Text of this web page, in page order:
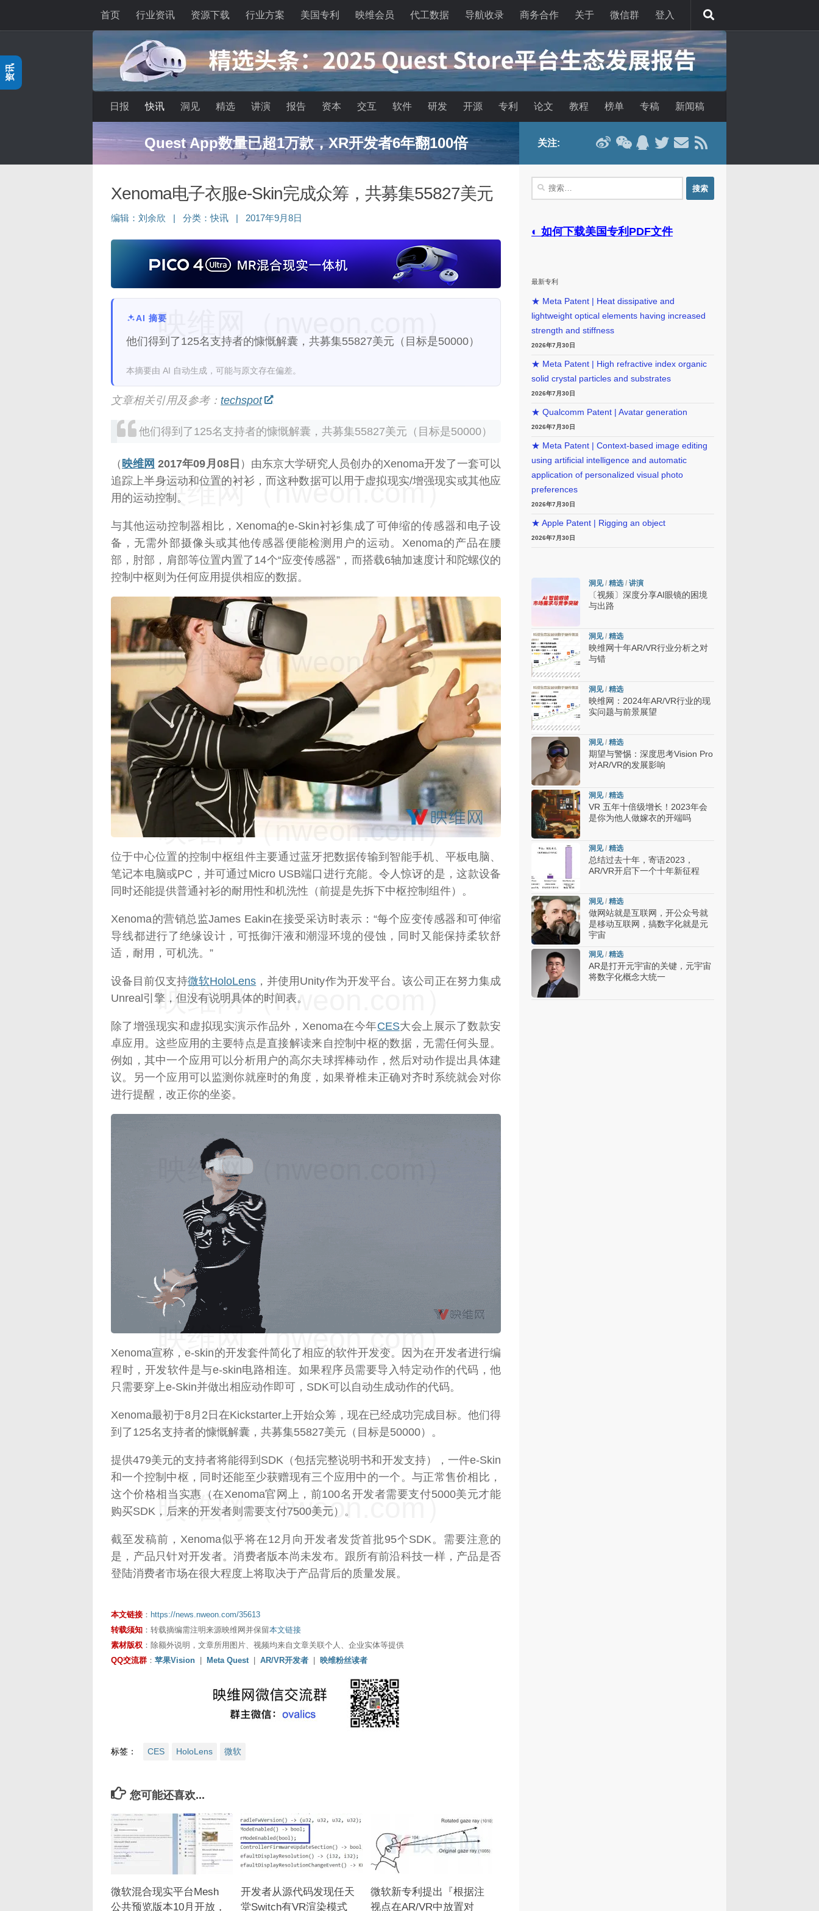
首页 行业资讯 资源下载 行业方案 美国专利 映维会员 代工数据 导航收录 商务合作 关于 微信群 登入
日报 快讯 洞见 精选 讲演 报告 资本 交互 软件 研发 开源 专利 论文 教程 榜单 专稿 新闻稿
Quest App数量已超1万款，XR开发者6年翻100倍
Xenoma电子衣服e-Skin完成众筹，共募集55827美元
编辑： 刘余欣 分类：快讯 2017年9月8日
AI 摘要
他们得到了125名支持者的慷慨解囊，共募集55827美元（目标是50000）
本摘要由 AI 自动生成，可能与原文存在偏差。
文章相关引用及参考： techspot
他们得到了125名支持者的慷慨解囊，共募集55827美元（目标是50000）
（ 映维网 2017年09月08日 ）由东京大学研究人员创办的Xenoma开发了一套可以
追踪上半身运动和位置的衬衫，而这种数据可以用于虚拟现实/增强现实或其他应
用的运动控制。
与其他运动控制器相比，Xenoma的e-Skin衬衫集成了可伸缩的传感器和电子设
备，无需外部摄像头或其他传感器便能检测用户的运动。Xenoma的产品在腰
部，肘部，肩部等位置内置了14个“应变传感器”，而搭载6轴加速度计和陀螺仪的
控制中枢则为任何应用提供相应的数据。
位于中心位置的控制中枢组件主要通过蓝牙把数据传输到智能手机、平板电脑、
笔记本电脑或PC，并可通过Micro USB端口进行充能。令人惊讶的是，这款设备
同时还能提供普通衬衫的耐用性和机洗性（前提是先拆下中枢控制组件）。
Xenoma的营销总监James Eakin在接受采访时表示：“每个应变传感器和可伸缩
导线都进行了绝缘设计，可抵御汗液和潮湿环境的侵蚀，同时又能保持柔软舒
适，耐用，可机洗。”
设备目前仅支持微软HoloLens ，并使用Unity作为开发平台。该公司正在努力集成
Unreal引擎，但没有说明具体的时间表。
除了增强现实和虚拟现实演示作品外，Xenoma在今年CES大会上展示了数款安
卓应用。这些应用的主要特点是直接解读来自控制中枢的数据，无需任何头显。
例如，其中一个应用可以分析用户的高尔夫球挥棒动作，然后对动作提出具体建
议。另一个应用可以监测你就座时的角度，如果脊椎未正确对齐时系统就会对你
进行提醒，改正你的坐姿。
Xenoma宣称，e-skin的开发套件简化了相应的软件开发变。因为在开发者进行编
程时，开发软件是与e-skin电路相连。如果程序员需要导入特定动作的代码，他
只需要穿上e-Skin并做出相应动作即可，SDK可以自动生成动作的代码。
Xenoma最初于8月2日在Kickstarter上开始众筹，现在已经成功完成目标。他们得
到了125名支持者的慷慨解囊，共募集55827美元（目标是50000）。
提供479美元的支持者将能得到SDK（包括完整说明书和开发支持），一件e-Skin
和一个控制中枢，同时还能至少获赠现有三个应用中的一个。与正常售价相比，
这个价格相当实惠（在Xenoma官网上，前100名开发者需要支付5000美元才能
购买SDK，后来的开发者则需要支付7500美元）。
截至发稿前，Xenoma似乎将在12月向开发者发货首批95个SDK。需要注意的
是，产品只针对开发者。消费者版本尚未发布。跟所有前沿科技一样，产品是否
登陆消费者市场在很大程度上将取决于产品背后的质量发展。
映维网（nweon.com）
映维网（nweon.com）
映维网（nweon.com）
映维网（nweon.com）
映维网（nweon.com）
映维网（nweon.com）
映维网（nweon.com）
映维网（nweon.com）
本文链接 ： https://news.nweon.com/35613
转载须知 ：转载摘编需注明来源映维网并保留本文链接
素材版权 ：除额外说明，文章所用图片、视频均来自文章关联个人、企业实体等提供
QQ交流群 ： 苹果Vision | Meta Quest | AR/VR开发者 | 映维粉丝读者
标签： CES HoloLens 微软
您可能还喜欢...
微软混合现实平台Mesh
公共预览版本10月开放，
开发者从源代码发现任天
堂Switch有VR渲染模式
微软新专利提出『根据注
视点在AR/VR中放置对
关注:
搜
索：
◐ 如何下载美国专利PDF文件
最新专利
★ Meta Patent | Heat dissipative and
lightweight optical elements having increased
strength and stiffness
2026年7月30日
★ Meta Patent | High refractive index organic
solid crystal particles and substrates
2026年7月30日
★ Qualcomm Patent | Avatar generation
2026年7月30日
★ Meta Patent | Context-based image editing
using artificial intelligence and automatic
application of personalized visual photo
preferences
2026年7月30日
★ Apple Patent | Rigging an object
2026年7月30日
洞见/ 精选 / 讲演
〔视频〕深度分享AI眼镜的困境
与出路
洞见/ 精选
映维网十年AR/VR行业分析之对
与错
洞见/ 精选
映维网：2024年AR/VR行业的现
实问题与前景展望
洞见/ 精选
期望与警惕：深度思考Vision Pro
对AR/VR的发展影响
洞见/ 精选
VR 五年十倍级增长！2023年会
是你为他人做嫁衣的开端吗
洞见/ 精选
总结过去十年，寄语2023，
AR/VR开启下一个十年新征程
洞见/ 精选
做网站就是互联网，开公众号就
是移动互联网，搞数字化就是元
宇宙
洞见/ 精选
AR是打开元宇宙的关键，元宇宙
将数字化概念大统一
资讯